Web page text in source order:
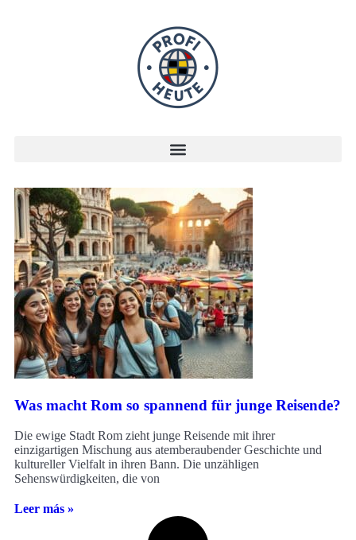
Was macht Rom so spannend für junge Reisende?
Die ewige Stadt Rom zieht junge Reisende mit ihrer
einzigartigen Mischung aus atemberaubender Geschichte und
kultureller Vielfalt in ihren Bann. Die unzähligen
Sehenswürdigkeiten, die von
Leer más »